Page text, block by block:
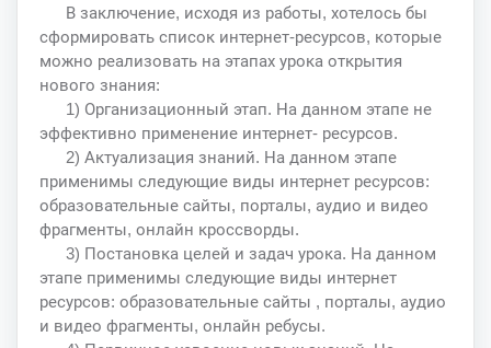
В заключение, исходя из работы, хотелось бы
сформировать список интернет-ресурсов, которые
можно реализовать на этапах урока открытия
нового знания:
1) Организационный этап. На данном этапе не
эффективно применение интернет- ресурсов.
2) Актуализация знаний. На данном этапе
применимы следующие виды интернет ресурсов:
образовательные сайты, порталы, аудио и видео
фрагменты, онлайн кроссворды.
3) Постановка целей и задач урока. На данном
этапе применимы следующие виды интернет
ресурсов: образовательные сайты , порталы, аудио
и видео фрагменты, онлайн ребусы.